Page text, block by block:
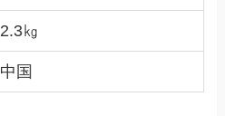
2.3㎏
中国